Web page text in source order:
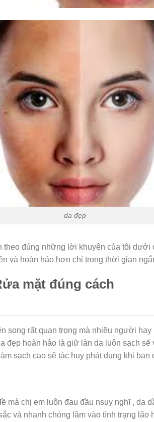
da đẹp
theo đúng những lời khuyên của tôi dưới
và hoàn hảo hơn chỉ trong thời gian
mặt đúng cách
song rất quan trọng mà nhiều người hay
đẹp hoàn hảo là giữ làn da luôn sạch
sạch cao sẽ tác huy phát dụng khi bạn
mà chị em luôn đau đầu nsuy nghĩ , da
và nhanh chóng lâm vào tình trạng